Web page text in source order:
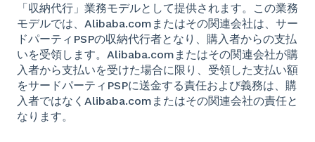
「収納代行」業務モデルとして提供されます。この業務
モデルでは、Alibaba.comまたはその関連会社は、サー
ドパーティPSPの収納代行者となり、購入者からの支払
いを受領します。Alibaba.comまたはその関連会社が購
入者から支払いを受けた場合に限り、受領した支払い額
をサードパーティPSPに送金する責任および義務は、購
入者ではなくAlibaba.comまたはその関連会社の責任と
なります。